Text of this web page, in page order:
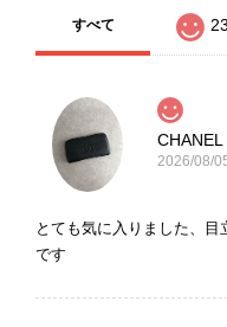
すべて
2026/08/
とても気に入りました、
です